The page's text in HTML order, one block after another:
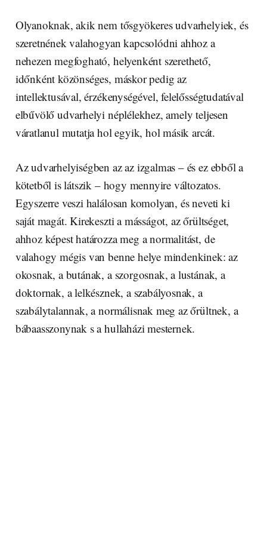
Olyanoknak, akik nem tősgyökeres udvarhelyiek, és
szeretnének valahogyan kapcsolódni ahhoz a
nehezen megfogható, helyenként szerethető,
időnként közönséges, máskor pedig az
intellektusával, érzékenységével, felelősségtudatával
elbűvölő udvarhelyi néplélekhez, amely teljesen
váratlanul mutatja hol egyik, hol másik arcát.
Az udvarhelyiségben az az izgalmas – és ez ebből a
kötetből is látszik – hogy mennyire változatos.
Egyszerre veszi halálosan komolyan, és neveti ki
saját magát. Kirekeszti a másságot, az őrültséget,
ahhoz képest határozza meg a normalitást, de
valahogy mégis van benne helye mindenkinek: az
okosnak, a butának, a szorgosnak, a lustának, a
doktornak, a lelkésznek, a szabályosnak, a
szabálytalannak, a normálisnak meg az őrültnek, a
bábaasszonynak s a hullaházi mesternek.